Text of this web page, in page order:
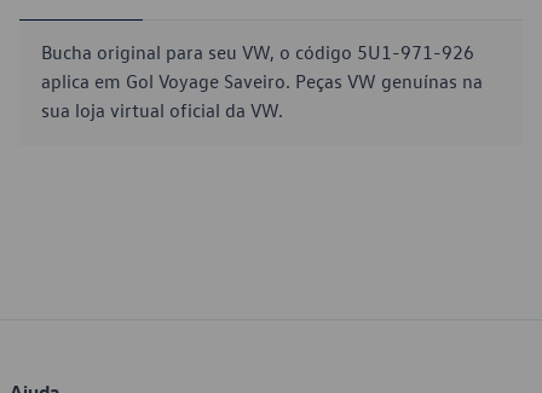
Bucha original para seu VW, o código 5U1-971-926
aplica em Gol Voyage Saveiro. Peças VW genuínas na
sua loja virtual oficial da VW.